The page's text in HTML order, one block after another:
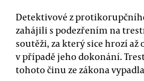
Detektivové z
zahájili s podezřením na
soutěži, za který sice hrozí až
v případě jeho dokonání.
tohoto činu ze zákona